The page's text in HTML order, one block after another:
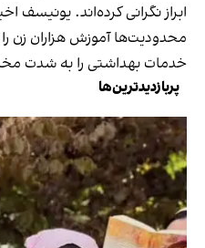
ابراز نگرانی کرده‌اند. یونیسف
محدودیت‌ها آموزش هزاران زن
خدمات بهداشتی را به شدت
پربازدیدترین‌ها